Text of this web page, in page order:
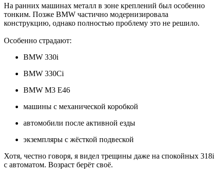
На ранних машинах металл в зоне креплений был особенно
тонким. Позже BMW частично модернизировала
конструкцию, однако полностью проблему это не решило.
Особенно страдают:
BMW 330i
BMW 330Ci
BMW M3 E46
машины с механической коробкой
автомобили после активной езды
экземпляры с жёсткой подвеской
Хотя, честно говоря, я видел трещины даже на спокойных 318i
с автоматом. Возраст берёт своё.